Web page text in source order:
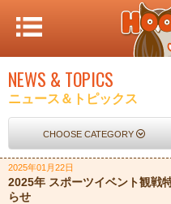
NEWS & TOPICS
ニュース＆トピックス
CHOOSE CATEGORY
2025年01月22日
2025年 スポーツイベント観戦
らせ